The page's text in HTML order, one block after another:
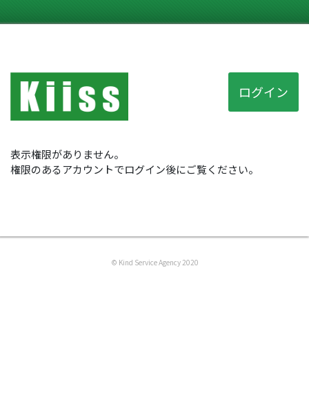
ログイン
表示権限がありません。
権限のあるアカウントでログイン後にご覧ください。
© Kind Service Agency 2020